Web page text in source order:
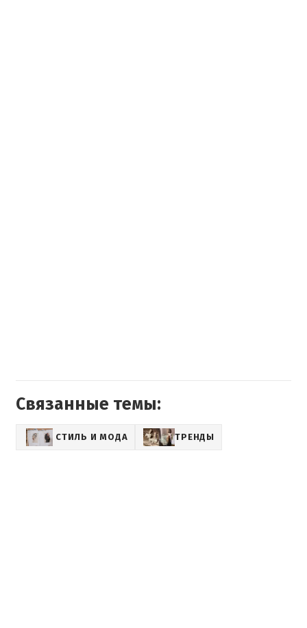
Связанные темы:
СТИЛЬ И МОДА ТРЕНДЫ